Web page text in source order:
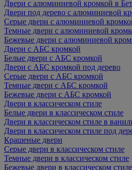
Двери с алюминиевой кромкой в
Двери под дерево с алюминиевой
Серые двери с алюминиевой
Темные двери с алюминиевой
Бежевые двери с алюминиевой
Двери с АБС кромкой
Белые двери с АБС кромкой
Двери с АБС кромкой под дерево
Серые двери с АБС кромкой
Темные двери с АБС кромкой
Бежевые двери с АБС кромкой
Двери в классическом стиле
Белые двери в классическом стиле
Двери в классическом стиле в
Двери в классическом стиле под
Крашеные двери
Серые двери в классическом стиле
Темные двери в классическом стиле
Бежевые двери в классическом стиле